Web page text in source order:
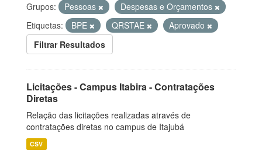
Grupos: Pessoas
Despesas e Orçamentos
Etiquetas:
BPE QRSTAE
Aprovado
Filtrar Resultados
Licitações - Campus Itabira - Contratações
Diretas
Relação das licitações realizadas através de
contratações diretas no campus de Itajubá
CSV